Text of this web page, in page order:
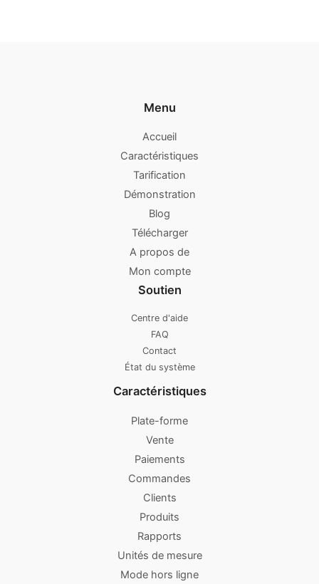
Menu
Accueil
Caractéristiques
Tarification
Démonstration
Blog
Télécharger
A propos de
Mon compte
Soutien
Centre d'aide
FAQ
Contact
État du système
Caractéristiques
Plate-forme
Vente
Paiements
Commandes
Clients
Produits
Rapports
Unités de mesure
Mode hors ligne